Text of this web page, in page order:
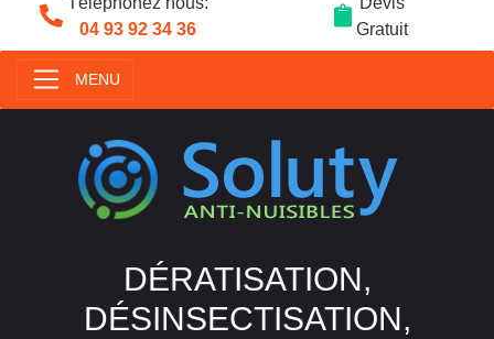
04 93 92 34 36
Gratuit
MENU
DÉRATISATION,
DÉSINSECTISATION,